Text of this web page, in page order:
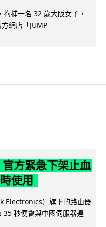
捕一名 32 歲大阪女子，
網店「JUMP
方緊急下架止血
使用
Electronics）旗下的路由器
35 秒便會與中國伺服器連